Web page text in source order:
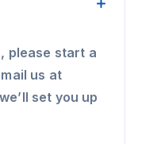
please start a
us at
set you up